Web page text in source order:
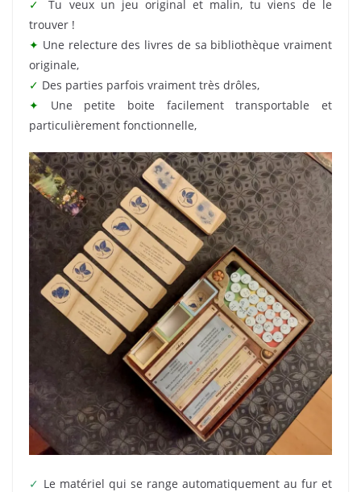
✓Tu veux un jeu original et malin, tu viens de le
trouver !
✦ Une relecture des livres de sa bibliothèque vraiment
originale,
✓ Des parties parfois vraiment très drôles,
✦ Une petite boite facilement transportable et
particulièrement fonctionnelle,
✓ Le matériel qui se range automatiquement au fur et